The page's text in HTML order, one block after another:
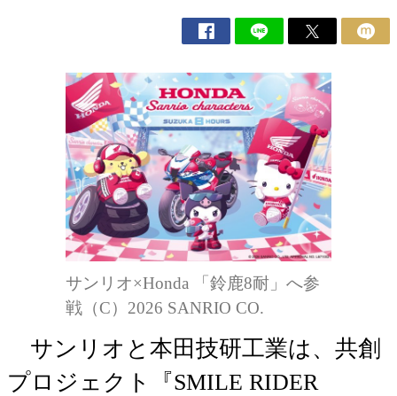
サンリオ×Honda 「鈴鹿8耐」へ参
戦（C）2026 SANRIO CO.
サンリオと本田技研工業は、共創
プロジェクト『SMILE RIDER